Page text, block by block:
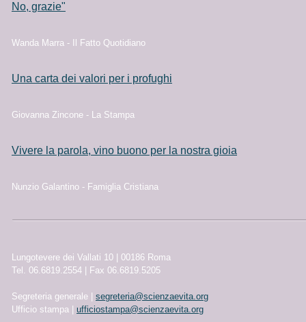
No, grazie"
Wanda Marra - Il Fatto Quotidiano
Una carta dei valori per i profughi
Giovanna Zincone - La Stampa
Vivere la parola, vino buono per la nostra gioia
Nunzio Galantino - Famiglia Cristiana
Lungotevere dei Vallati 10 | 00186 Roma
Tel. 06.6819.2554 | Fax 06.6819.5205
Segreteria generale |
segreteria@scienzaevita.org
Ufficio stampa |
ufficiostampa@scienzaevita.org